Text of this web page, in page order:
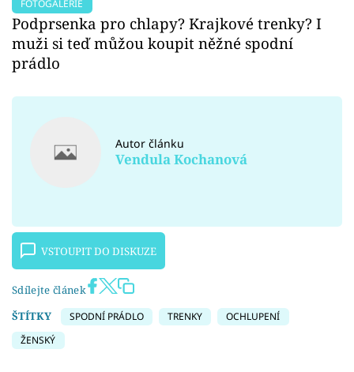
FOTOGALERIE
Podprsenka pro chlapy? Krajkové trenky? I
muži si teď můžou koupit něžné spodní
prádlo
Autor článku
Vendula Kochanová
VSTOUPIT DO DISKUZE
Sdílejte článek
ŠTÍTKY
SPODNÍ PRÁDLO TRENKY
OCHLUPENÍ
ŽENSKÝ